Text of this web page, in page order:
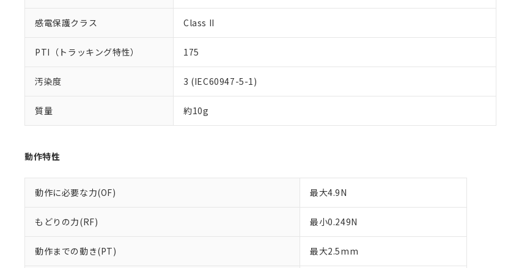
感電保護クラス Class II
PTI（トラッキング特性） 175
汚染度 3 (IEC60947-5-1)
質量 約10g
動作特性
動作に必要な力(OF) 最大4.9N
もどりの力(RF) 最小0.249N
動作までの動き(PT) 最大2.5mm